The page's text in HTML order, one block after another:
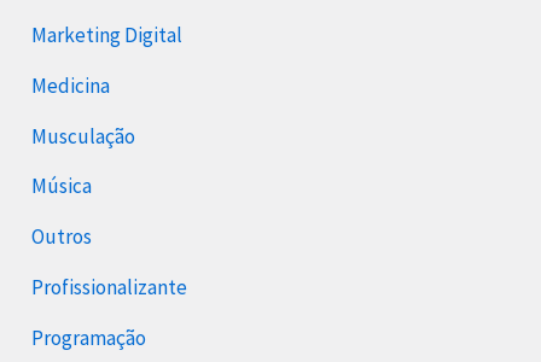
Marketing Digital
Medicina
Musculação
Música
Outros
Profissionalizante
Programação